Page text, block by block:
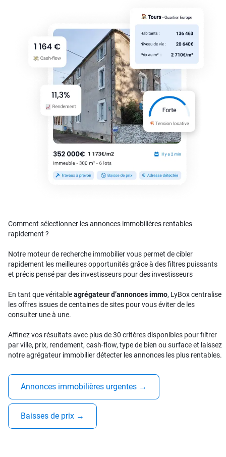
Comment sélectionner les annonces immobilières rentables
rapidement ?
Notre moteur de recherche immobilier vous permet de cibler
rapidement les meilleures opportunités grâce à des filtres puissants
et précis pensé par des investisseurs pour des investisseurs
En tant que véritableagrégateur d’annonces immo, LyBox centralise
les offres issues de centaines de sites pour vous éviter de les
consulter une à une.
Affinez vos résultats avec plus de 30 critères disponibles pour filtrer
par ville, prix, rendement, cash-flow, type de bien ou surface et laissez
notre agrégateur immobilier détecter les annonces les plus rentables.
Annonces immobilières urgentes →
Baisses de prix →